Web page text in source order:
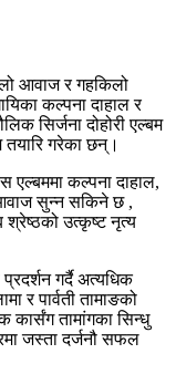
आवाज र गहकिलो
कल्पना दाहाल र
सिर्जना दोहोरी एल्बम
तयारि गरेका छन्।
एल्बममा कल्पना दाहाल,
सुन्न सकिने छ ,
श्रेष्ठको उत्कृष्ट नृत्य
गर्दै अत्यधिक
र पार्वती तामाङको
तामांगका सिन्धु
जस्ता दर्जनौ सफल